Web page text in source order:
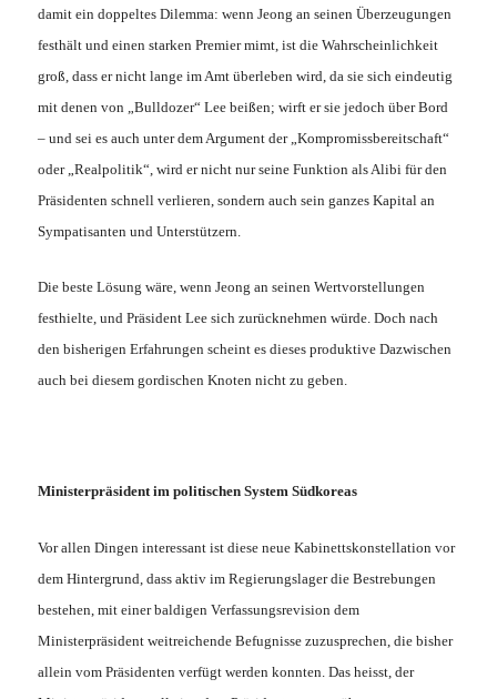
damit ein doppeltes Dilemma: wenn Jeong an seinen Überzeugungen
festhält und einen starken Premier mimt, ist die Wahrscheinlichkeit
groß, dass er nicht lange im Amt überleben wird, da sie sich eindeutig
mit denen von „Bulldozer“ Lee beißen; wirft er sie jedoch über Bord
– und sei es auch unter dem Argument der „Kompromissbereitschaft“
oder „Realpolitik“, wird er nicht nur seine Funktion als Alibi für den
Präsidenten schnell verlieren, sondern auch sein ganzes Kapital an
Sympatisanten und Unterstützern.
Die beste Lösung wäre, wenn Jeong an seinen Wertvorstellungen
festhielte, und Präsident Lee sich zurücknehmen würde. Doch nach
den bisherigen Erfahrungen scheint es dieses produktive Dazwischen
auch bei diesem gordischen Knoten nicht zu geben.
Ministerpräsident im politischen System Südkoreas
Vor allen Dingen interessant ist diese neue Kabinettskonstellation vor
dem Hintergrund, dass aktiv im Regierungslager die Bestrebungen
bestehen, mit einer baldigen Verfassungsrevision dem
Ministerpräsident weitreichende Befugnisse zuzusprechen, die bisher
allein vom Präsidenten verfügt werden konnten. Das heisst, der